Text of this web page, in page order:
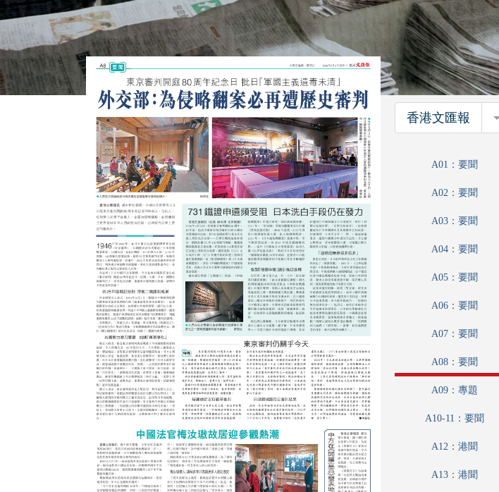
香港文匯報
A01：要聞
A02：要聞
A03：要聞
A04：要聞
A05：要聞
A06：要聞
A07：要聞
A08：要聞
A09：專題
A10-11：要聞
A12：港聞
A13：港聞